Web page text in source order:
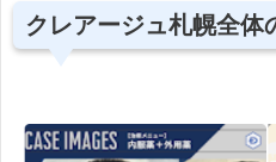
クレアージュ札幌全体